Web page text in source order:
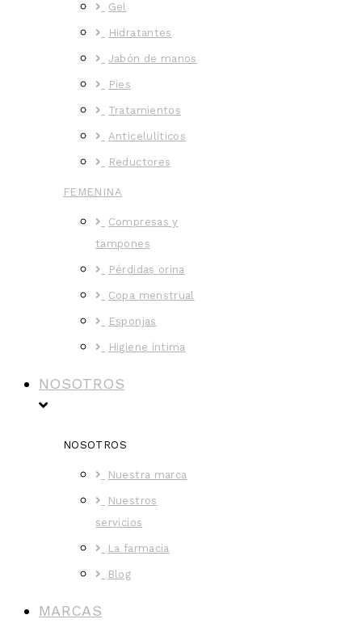
Gel
Hidratantes
Jabón de manos
Pies
Tratamientos
Anticelulíticos
Reductores
FEMENINA
Compresas y
tampones
Pérdidas orina
Copa menstrual
Esponjas
Higiene íntima
NOSOTROS
NOSOTROS
Nuestra marca
Nuestros
servicios
La farmacia
Blog
MARCAS